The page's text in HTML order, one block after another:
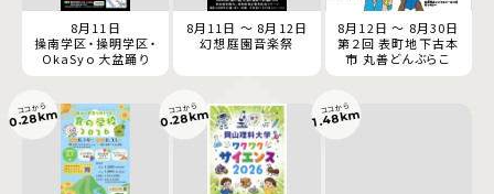
8月11日
操南学区・操明学区・
OkaSyo 大盆踊り
8月11日 ～ 8月12日
幻想庭園音楽祭
8月12日 ～ 8月30日
第２回 表町地下古本
市 丸善どんぶらこ
ココから
0.28km ココから
0.28km ココから
1.48km